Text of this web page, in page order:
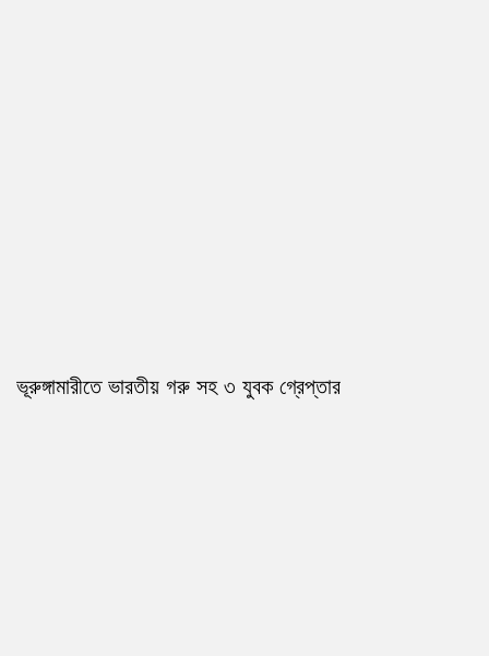
ভূরুঙ্গামারীতে ভারতীয় গরু সহ ৩ যুবক গ্রেপ্তার